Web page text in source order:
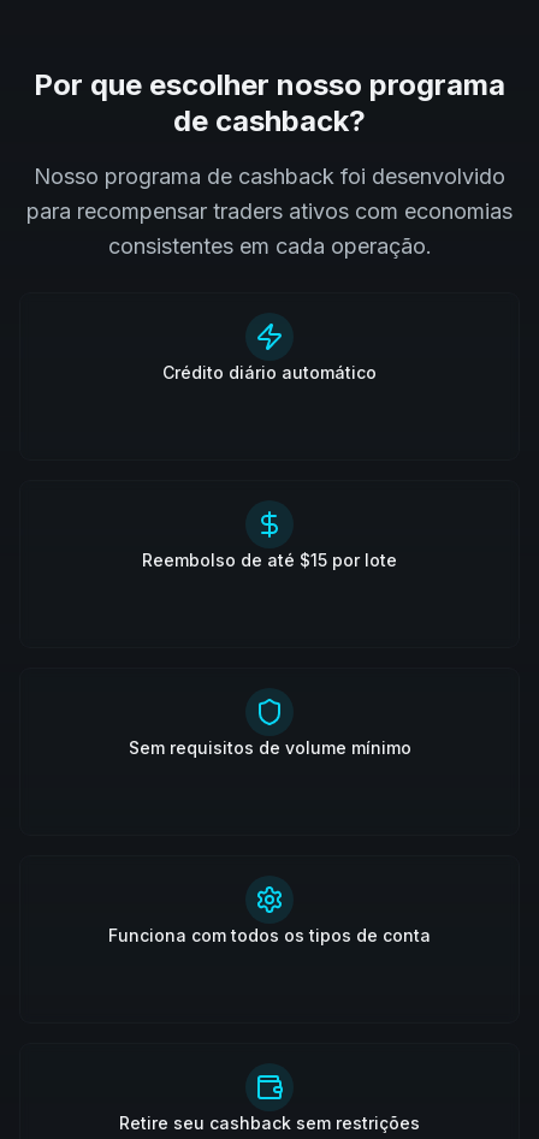
Por que escolher nosso programa
de cashback?
Nosso programa de cashback foi desenvolvido
para recompensar traders ativos com economias
consistentes em cada operação.
Crédito diário automático
Reembolso de até $15 por lote
Sem requisitos de volume mínimo
Funciona com todos os tipos de conta
Retire seu cashback sem restrições